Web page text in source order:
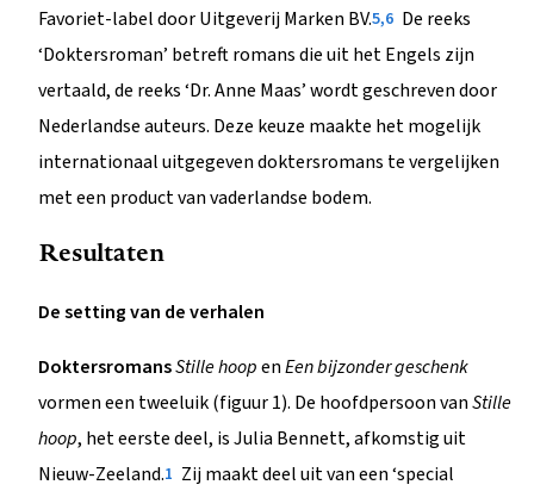
Favoriet-label door Uitgeverij Marken BV.5,6 De reeks
‘Doktersroman’ betreft romans die uit het Engels zijn
vertaald, de reeks ‘Dr. Anne Maas’ wordt geschreven door
Nederlandse auteurs. Deze keuze maakte het mogelijk
internationaal uitgegeven doktersromans te vergelijken
met een product van vaderlandse bodem.
Resultaten
De setting van de verhalen
DoktersromansStille hoopenEen bijzonder geschenk
vormen een tweeluik (figuur 1). De hoofdpersoon vanStille
hoop, het eerste deel, is Julia Bennett, afkomstig uit
Nieuw-Zeeland.1 Zij maakt deel uit van een ‘special